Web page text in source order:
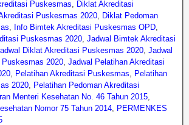
Puskesmas, Diklat Akreditasi
Puskesmas 2020, Diklat Pedoman
, Info Bimtek Akreditasi Puskesmas OPD,
Puskesmas 2020, Jadwal Bimtek Akreditasi
Diklat Akreditasi Puskesmas 2020, Jadwal
2020, Jadwal Pelatihan Akreditasi
, Pelatihan Akreditasi Puskesmas, Pelatihan
2020, Pelatihan Pedoman Akreditasi
Menteri Kesehatan No. 46 Tahun 2015,
Nomor 75 Tahun 2014, PERMENKES